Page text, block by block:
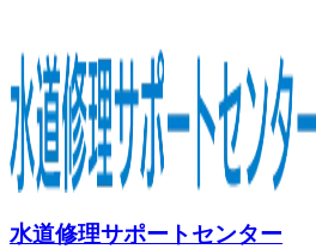
水道修理サポートセンター